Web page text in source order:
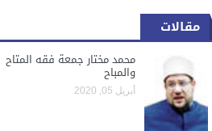
اعرف..اماكن الامطارمقالات
محمد مختار جمعة فقه المتاح
والمباح
أبريل 05, 2020